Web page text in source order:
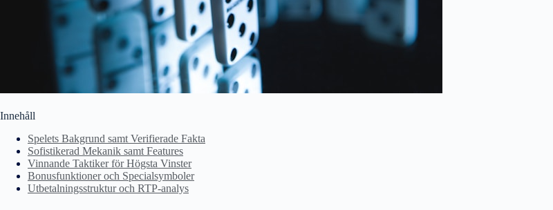
Innehåll
Spelets Bakgrund samt Verifierade Fakta
Sofistikerad Mekanik samt Features
Vinnande Taktiker för Högsta Vinster
Bonusfunktioner och Specialsymboler
Utbetalningsstruktur och RTP-analys